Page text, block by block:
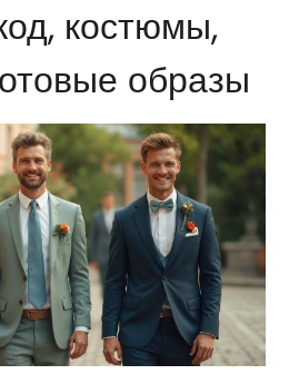
костюмы,
образы